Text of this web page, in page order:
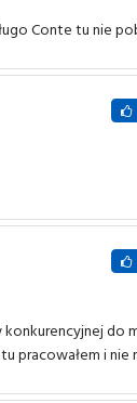
Conte tu nie
do
pracowałem i